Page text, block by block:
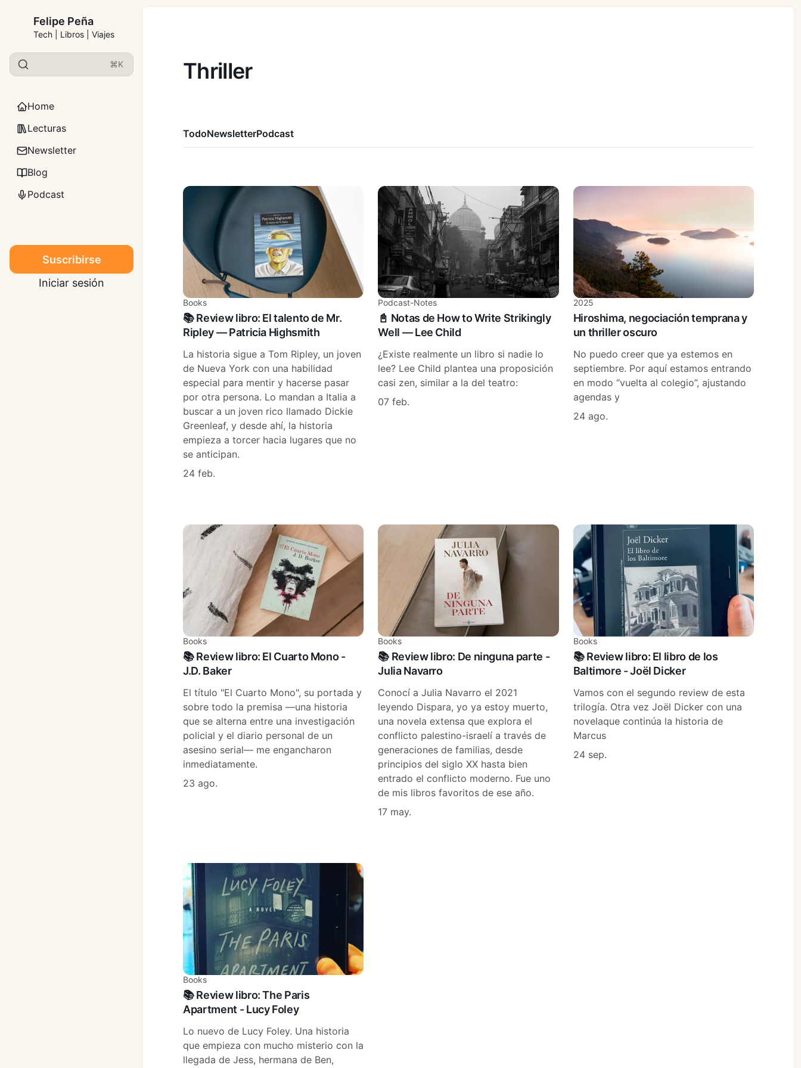
Felipe Peña
Tech | Libros | Viajes
⌘K
Home
Lecturas
Newsletter
Blog
Podcast
Suscribirse
Iniciar sesión
Thriller
TodoNewsletterPodcast
Books
📚 Review libro: El talento de Mr.
Ripley — Patricia Highsmith
La historia sigue a Tom Ripley, un joven
de Nueva York con una habilidad
especial para mentir y hacerse pasar
por otra persona. Lo mandan a Italia a
buscar a un joven rico llamado Dickie
Greenleaf, y desde ahí, la historia
empieza a torcer hacia lugares que no
se anticipan.
24 feb.
Podcast-Notes
📓 Notas de How to Write Strikingly
Well — Lee Child
¿Existe realmente un libro si nadie lo
lee? Lee Child plantea una proposición
casi zen, similar a la del teatro:
07 feb.
2025
Hiroshima, negociación temprana y
un thriller oscuro
No puedo creer que ya estemos en
septiembre. Por aquí estamos entrando
en modo “vuelta al colegio”, ajustando
agendas y
24 ago.
Books
📚 Review libro: El Cuarto Mono -
J.D. Baker
El título "El Cuarto Mono", su portada y
sobre todo la premisa —una historia
que se alterna entre una investigación
policial y el diario personal de un
asesino serial— me engancharon
inmediatamente.
23 ago.
Books
📚 Review libro: De ninguna parte -
Julia Navarro
Conocí a Julia Navarro el 2021
leyendo Dispara, yo ya estoy muerto,
una novela extensa que explora el
conflicto palestino-israelí a través de
generaciones de familias, desde
principios del siglo XX hasta bien
entrado el conflicto moderno. Fue uno
de mis libros favoritos de ese año.
17 may.
Books
📚 Review libro: El libro de los
Baltimore - Joël Dicker
Vamos con el segundo review de esta
trilogía. Otra vez Joël Dicker con una
novelaque continúa la historia de
Marcus
24 sep.
Books
📚 Review libro: The Paris
Apartment - Lucy Foley
Lo nuevo de Lucy Foley. Una historia
que empieza con mucho misterio con la
llegada de Jess, hermana de Ben,